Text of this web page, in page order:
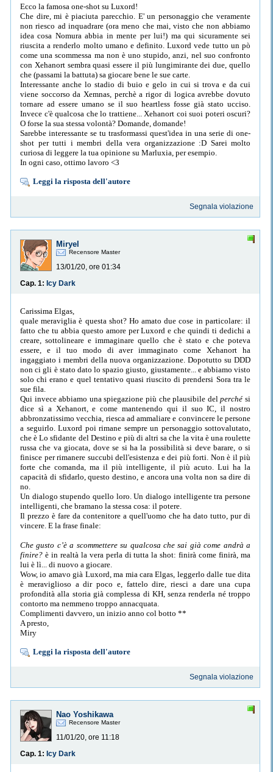
Ecco la famosa one-shot su Luxord!
Che dire, mi è piaciuta parecchio. E' un personaggio che veramente
non riesco ad inquadrare (ora meno che mai, visto che non abbiamo
idea cosa Nomura abbia in mente per lui!) ma qui sicuramente sei
riuscita a renderlo molto umano e definito. Luxord vede tutto un pò
come una scommessa ma non è uno stupido, anzi, nel suo confronto
con Xehanort sembra quasi essere il più lungimirante dei due, quello
che (passami la battuta) sa giocare bene le sue carte.
Interessante anche lo stadio di buio e gelo in cui si trova e da cui
viene soccorso da Xemnas, perchè a rigor di logica avrebbe dovuto
tornare ad essere umano se il suo heartless fosse già stato ucciso.
Invece c'è qualcosa che lo trattiene... Xehanort coi suoi poteri oscuri?
O forse la sua stessa volontà? Domande, domande!
Sarebbe interessante se tu trasformassi quest'idea in una serie di one-
shot per tutti i membri della vera organizzazione :D Sarei molto
curiosa di leggere la tua opinione su Marluxia, per esempio.
In ogni caso, ottimo lavoro <3
Leggi la risposta dell'autore
Segnala violazione
Miryel
Recensore Master
13/01/20, ore 01:34
Cap. 1: Icy Dark
Carissima Elgas,
quale meraviglia è questa shot? Ho amato due cose in particolare: il
fatto che tu abbia questo amore per Luxord e che quindi ti dedichi a
creare, sottolineare e immaginare quello che è stato e che poteva
essere, e il tuo modo di aver immaginato come Xehanort ha
ingaggiato i membri della nuova organizzazione. Dopotutto su DDD
non ci gli è stato dato lo spazio giusto, giustamente... e abbiamo visto
solo chi erano e quel tentativo quasi riuscito di prendersi Sora tra le
sue fila.
Qui invece abbiamo una spiegazione più che plausibile delperché si
dice sì a Xehanort, e come mantenendo qui il suo IC, il nostro
abbronzatissimo vecchia, riesca ad ammaliare e convincere le persone
a seguirlo. Luxord poi rimane sempre un personaggio sottovalutato,
che è Lo sfidante del Destino e più di altri sa che la vita è una roulette
russa che va giocata, dove se si ha la possibilità si deve barare, o si
finisce per rimanere succubi dell'esistenza e dei più forti. Non è il più
forte che comanda, ma il più intelligente, il più acuto. Lui ha la
capacità di sfidarlo, questo destino, e ancora una volta non sa dire di
no.
Un dialogo stupendo quello loro. Un dialogo intelligente tra persone
intelligenti, che bramano la stessa cosa: il potere.
Il prezzo è fare da contenitore a quell'uomo che ha dato tutto, pur di
vincere. E la frase finale:
Che gusto c’è a scommettere su qualcosa che sai già come andrà a
finire? è in realtà la vera perla di tutta la shot: finirà come finirà, ma
lui è lì... di nuovo a giocare.
Wow, io amavo già Luxord, ma mia cara Elgas, leggerlo dalle tue dita
è meraviglioso a dir poco e, fattelo dire, riesci a dare una cupa
profondità alla storia già complessa di KH, senza renderla né troppo
contorto ma nemmeno troppo annacquata.
Complimenti davvero, un inizio anno col botto **
A presto,
Miry
Leggi la risposta dell'autore
Segnala violazione
Nao Yoshikawa
Recensore Master
11/01/20, ore 11:18
Cap. 1: Icy Dark